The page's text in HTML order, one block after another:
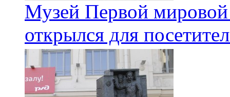
Музей Первой
открылся для